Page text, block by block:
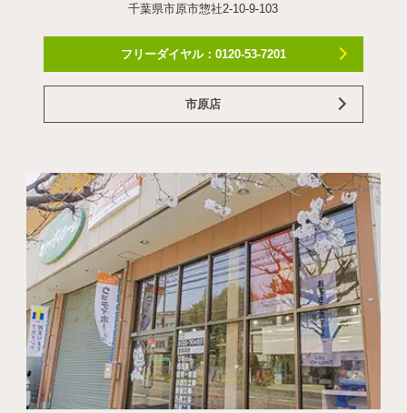
千葉県市原市惣社2-10-9-103
フリーダイヤル：0120-53-7201
市原店